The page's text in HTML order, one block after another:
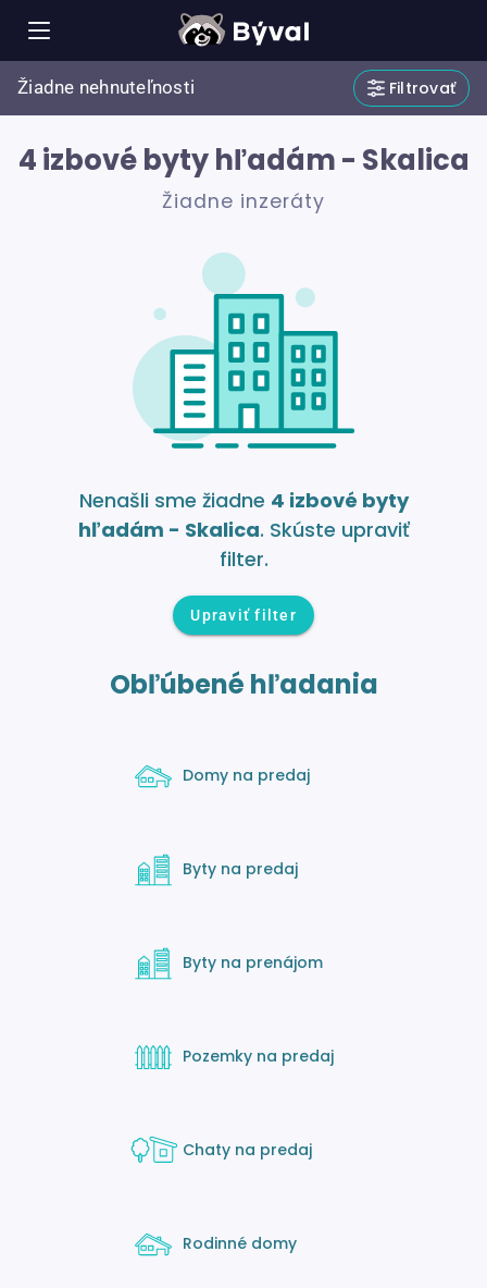
Žiadne nehnuteľnosti Filtrovať
4 izbové byty hľadám - Skalica
Žiadne inzeráty
Nenašli sme žiadne 4 izbové byty
hľadám - Skalica. Skúste upraviť
filter.
Upraviť filter
Obľúbené hľadania
Domy na predaj
Byty na predaj
Byty na prenájom
Pozemky na predaj
Chaty na predaj
Rodinné domy